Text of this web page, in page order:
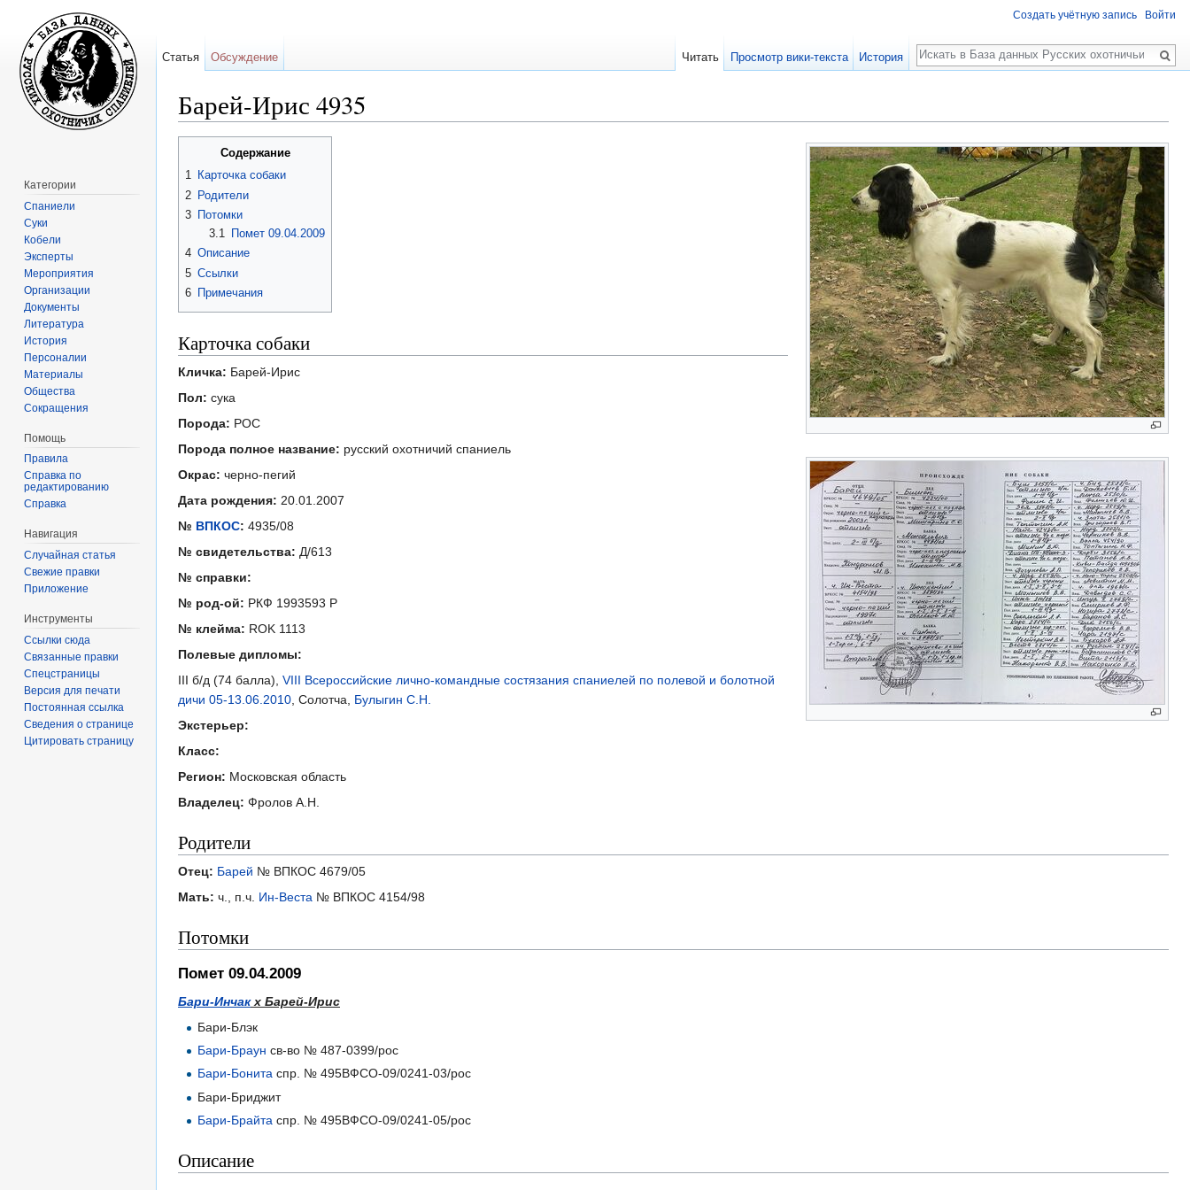
Барей-Ирис 4935
Содержание
1 Карточка собаки
2 Родители
3 Потомки
3.1
Помет 09.04.2009
4 Описание
5 Ссылки
6 Примечания
Карточка собаки
Кличка: Барей-Ирис
Пол: сука
Порода: РОС
Порода полное название: русский охотничий спаниель
Окрас: черно-пегий
Дата рождения: 20.01.2007
№ ВПКОС: 4935/08
№ свидетельства: Д/613
№ справки:
№ род-ой: РКФ 1993593 Р
№ клейма: ROK 1113
Полевые дипломы:
III б/д (74 балла), VIII Всероссийские лично-командные состязания спаниелей по полевой и болотной
дичи 05-13.06.2010, Солотча, Булыгин С.Н.
Экстерьер:
Класс:
Регион: Московская область
Владелец: Фролов А.Н.
Родители
Отец: Барей № ВПКОС 4679/05
Мать: ч., п.ч. Ин-Веста № ВПКОС 4154/98
Потомки
Помет 09.04.2009
Бари-Инчакх Барей-Ирис
Бари-Блэк
Бари-Браун св-во № 487-0399/рос
Бари-Бонита спр. № 495ВФСО-09/0241-03/рос
Бари-Бриджит
Бари-Брайта спр. № 495ВФСО-09/0241-05/рос
Описание
Создать учётную запись Войти
Статья Обсуждение Читать Просмотр вики-текста История
Поиск
Категории
Спаниели
Суки
Кобели
Эксперты
Мероприятия
Организации
Документы
Литература
История
Персоналии
Материалы
Общества
Сокращения
Помощь
Правила
Справка по
редактированию
Справка
Навигация
Случайная статья
Свежие правки
Приложение
Инструменты
Ссылки сюда
Связанные правки
Спецстраницы
Версия для печати
Постоянная ссылка
Сведения о странице
Цитировать страницу